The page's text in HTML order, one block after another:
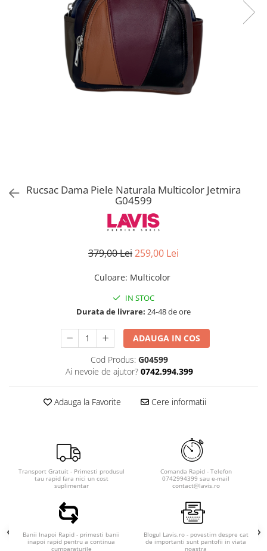
Rucsac Dama Piele Naturala Multicolor Jetmira
G04599
379,00 Lei259,00 Lei
Culoare: Multicolor
IN STOC
Durata de livrare: 24-48 de ore
ADAUGA IN COS
Cod Produs: G04599
Ai nevoie de ajutor? 0742.994.399
Adauga la Favorite Cere informatii
Transport Gratuit - Primesti produsul
tau rapid fara nici un cost
suplimentar
Comanda Rapid - Telefon
0742994399 sau e-mail
contact@lavis.ro
Banii Inapoi Rapid - primesti banii
inapoi rapid pentru a continua
cumparaturile
Blogul Lavis.ro - povestim despre cat
de importanti sunt pantofii in viata
noastra